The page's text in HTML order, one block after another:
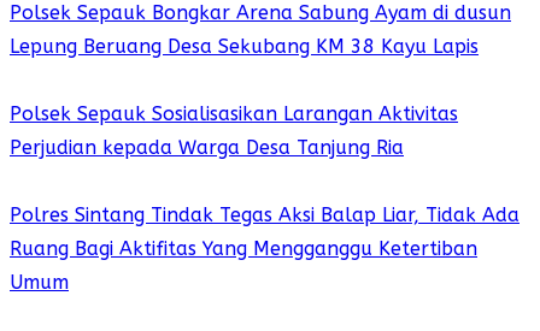
Polsek Sepauk Bongkar Arena Sabung Ayam di dusun
Lepung Beruang Desa Sekubang KM 38 Kayu Lapis
Polsek Sepauk Sosialisasikan Larangan Aktivitas
Perjudian kepada Warga Desa Tanjung Ria
Polres Sintang Tindak Tegas Aksi Balap Liar, Tidak Ada
Ruang Bagi Aktifitas Yang Mengganggu Ketertiban
Umum